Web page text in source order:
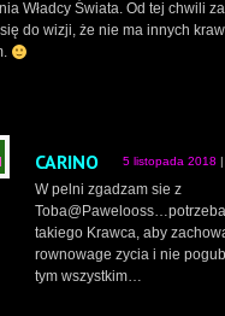
Władcy Świata. Od tej chwili
się do wizji, że nie ma innych
CARINO 5 listopada 2018
W pelni zgadzam sie z
takiego Krawca, aby
rownowage zycia i nie
tym wszystkim…